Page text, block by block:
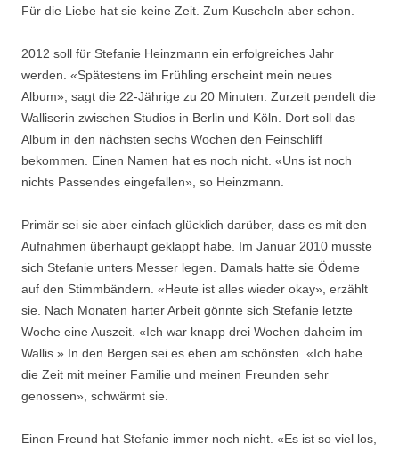
Für die Liebe hat sie keine Zeit. Zum Kuscheln aber schon.
2012 soll für Stefanie Heinzmann ein erfolgreiches Jahr
werden. «Spätestens im Frühling erscheint mein neues
Album», sagt die 22-Jährige zu 20 Minuten. Zurzeit pendelt die
Walliserin zwischen Studios in Berlin und Köln. Dort soll das
Album in den nächsten sechs Wochen den Feinschliff
bekommen. Einen Namen hat es noch nicht. «Uns ist noch
nichts Passendes eingefallen», so Heinzmann.
Primär sei sie aber einfach glücklich darüber, dass es mit den
Aufnahmen überhaupt geklappt habe. Im Januar 2010 musste
sich Stefanie unters Messer legen. Damals hatte sie Ödeme
auf den Stimmbändern. «Heute ist alles wieder okay», erzählt
sie. Nach Monaten harter Arbeit gönnte sich Stefanie letzte
Woche eine Auszeit. «Ich war knapp drei Wochen daheim im
Wallis.» In den Bergen sei es eben am schönsten. «Ich habe
die Zeit mit meiner Familie und meinen Freunden sehr
genossen», schwärmt sie.
Einen Freund hat Stefanie immer noch nicht. «Es ist so viel los,